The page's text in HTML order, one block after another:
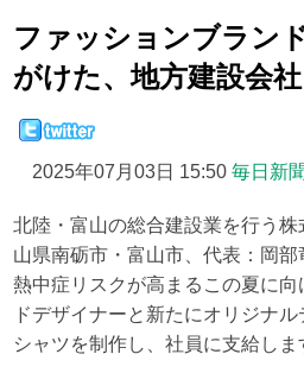
ファッションブラン
がけた、地方建設会
2025年07月03日 15:50 毎日新
北陸・富山の総合建設業を行う
山県南砺市・富山市、代表：岡
熱中症リスクが高まるこの夏に
ドデザイナーと新たにオリジナ
シャツを制作し、社員に支給しま